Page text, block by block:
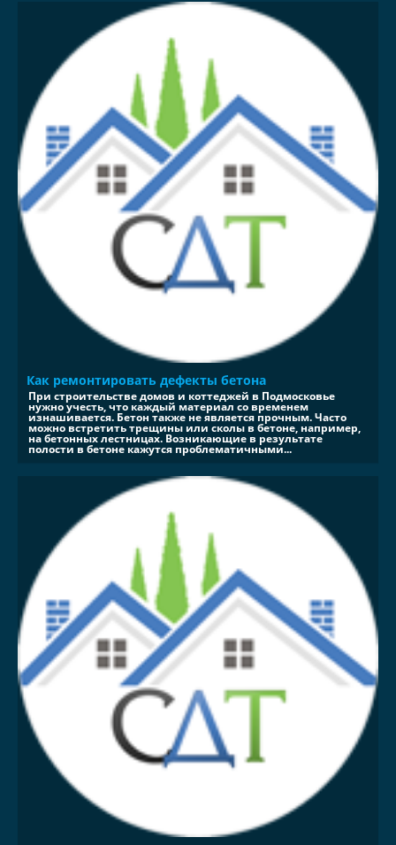
Как ремонтировать дефекты бетона
При строительстве домов и коттеджей в Подмосковье
нужно учесть, что каждый материал со временем
изнашивается. Бетон также не является прочным. Часто
можно встретить трещины или сколы в бетоне, например,
на бетонных лестницах. Возникающие в результате
полости в бетоне кажутся проблематичными...